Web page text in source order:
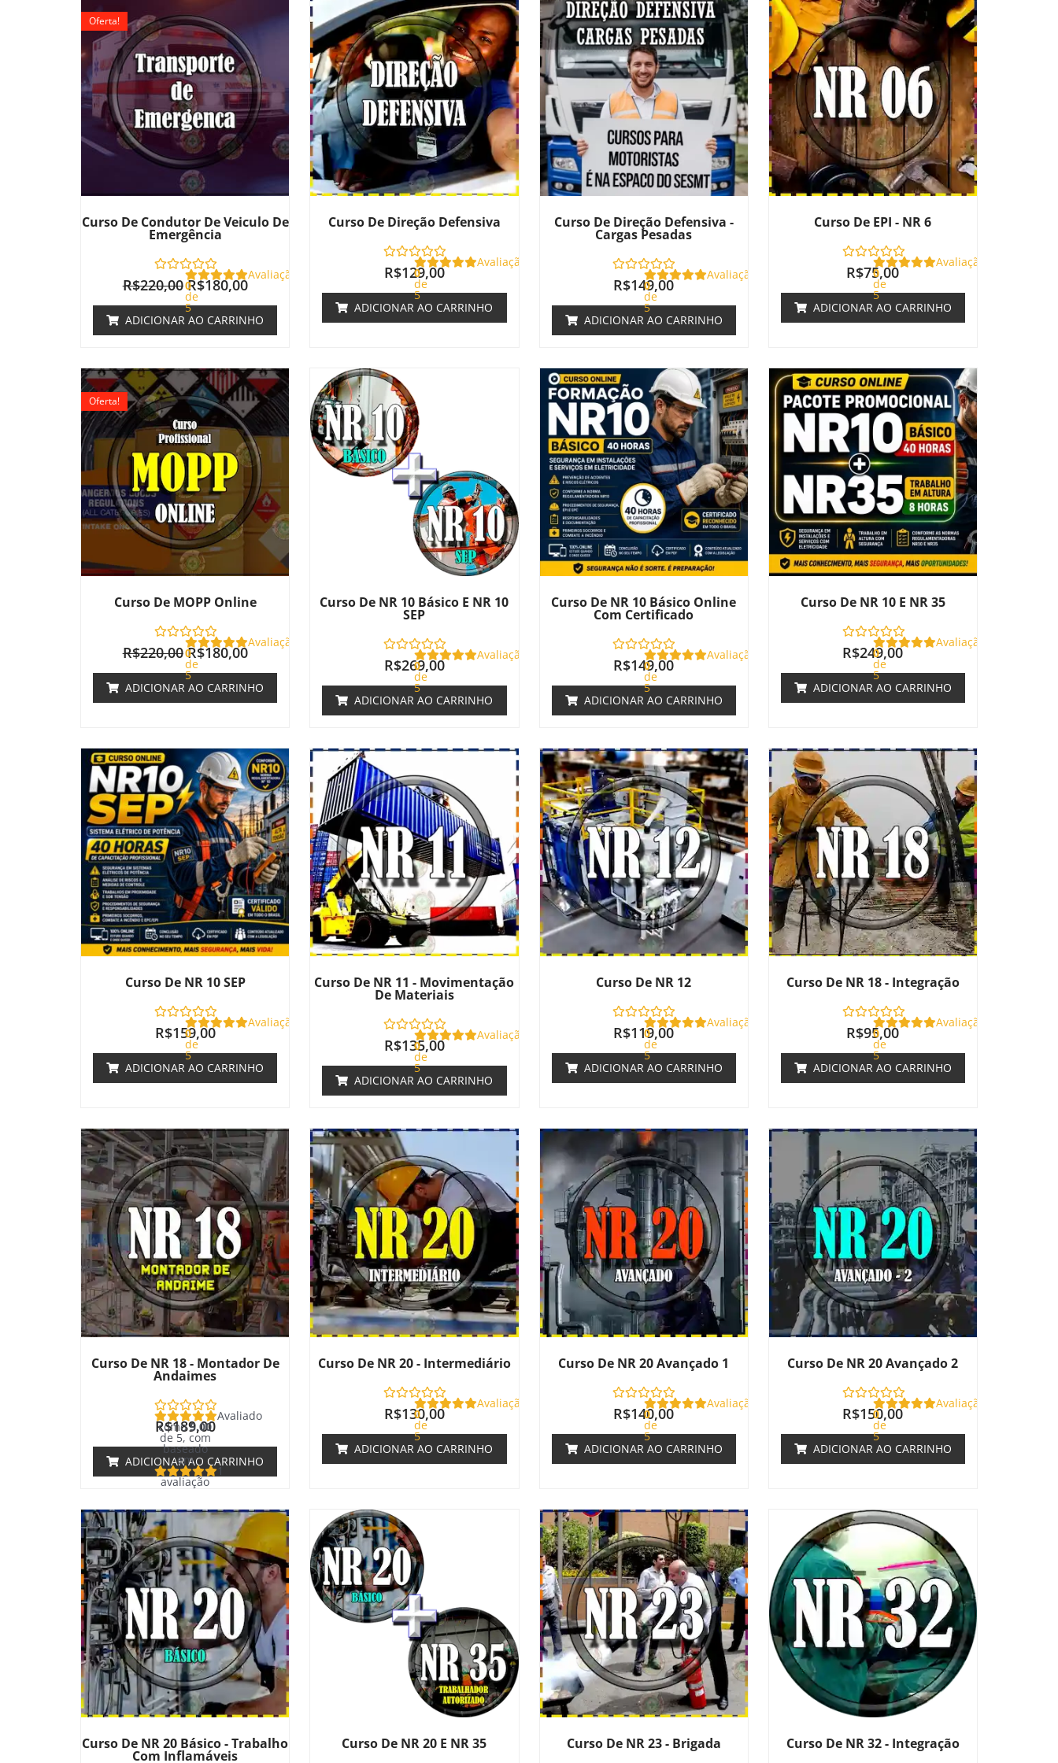
Curso De Condutor De Veiculo De
Emergência
Avaliação
0
de
5
Oferta!
R$220,00
preço
original
era:
R$220,00.
R$180,00
atual
é:
R$180,00.
ADICIONAR AO CARRINHO
Curso De Direção Defensiva
Avaliação
0
de
5
R$129,00
ADICIONAR AO CARRINHO
Curso De Direção Defensiva -
Cargas Pesadas
Avaliação
0
de
5
R$149,00
ADICIONAR AO CARRINHO
Curso De EPI - NR 6
Avaliação
0
de
5
R$75,00
ADICIONAR AO CARRINHO
Curso De MOPP Online
Avaliação
0
de
5
Oferta!
R$220,00
O
preço
original
era:
R$220,00.
R$180,00
O
preço
atual
é:
R$180,00.
ADICIONAR AO CARRINHO
Curso De NR 10 Básico E NR 10
SEP
Avaliação
0
de
5
R$269,00
ADICIONAR AO CARRINHO
Curso De NR 10 Básico Online
Com Certificado
Avaliação
0
de
5
R$149,00
ADICIONAR AO CARRINHO
Curso De NR 10 E NR 35
Avaliação
0
de
5
R$249,00
ADICIONAR AO CARRINHO
Curso De NR 10 SEP
Avaliação
0
de
5
R$159,00
ADICIONAR AO CARRINHO
Curso De NR 11 - Movimentação
De Materiais
Avaliação
0
de
5
R$135,00
ADICIONAR AO CARRINHO
Curso De NR 12
Avaliação
0
de
5
R$119,00
ADICIONAR AO CARRINHO
Curso De NR 18 - Integração
Avaliação
0
de
5
R$95,00
ADICIONAR AO CARRINHO
Curso De NR 18 - Montador De
Andaimes
Avaliado
como5.00
de 5, com
baseado
em
1
avaliação
de cliente
R$189,00
ADICIONAR AO CARRINHO
Curso De NR 20 - Intermediário
Avaliação
0
de
5
R$130,00
ADICIONAR AO CARRINHO
Curso De NR 20 Avançado 1
Avaliação
0
de
5
R$140,00
ADICIONAR AO CARRINHO
Curso De NR 20 Avançado 2
Avaliação
0
de
5
R$150,00
ADICIONAR AO CARRINHO
Curso De NR 20 Básico - Trabalho
Com Inflamáveis
Curso De NR 20 E NR 35 Curso De NR 23 - Brigada Curso De NR 32 - Integração